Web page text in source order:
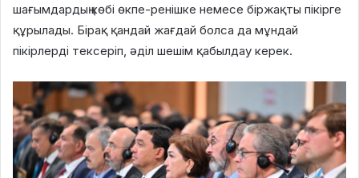
шағымдардың көбі өкпе-ренішке немесе біржақты пікірге
құрылады. Бірақ қандай жағдай болса да мұндай
пікірлерді тексеріп, әділ шешім қабылдау керек.